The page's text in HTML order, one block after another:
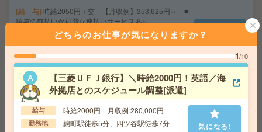
給 与 時給2050円＋交 【月収例】353,625円～ ■
給与の前払いが可能な速払いサービスあり
交通費支給あり
勤務地 東京都港区 東京メトロ日比谷線 六本木駅徒
歩1分
【在宅勤務OK】時給3430円！残業ほぼなし▼大手町で英
文事務[派遣]
給 与 時給3430円 月収例 53万円 時給3430円×実
どちらのお仕事が気になりますか？
1/10
【三菱ＵＦＪ銀行】＼時給2000円！英語／海
外拠店とのスケジュール調整[派遣]
給与 時給2000円 月収例 280,000円
勤務地 麹町駅徒歩5分、四ツ谷駅徒歩7分 気になる!